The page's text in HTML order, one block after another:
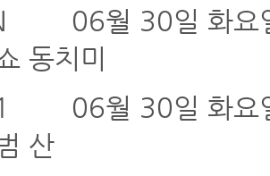
06월 30일 화요
동치미
06월 30일 화요
산